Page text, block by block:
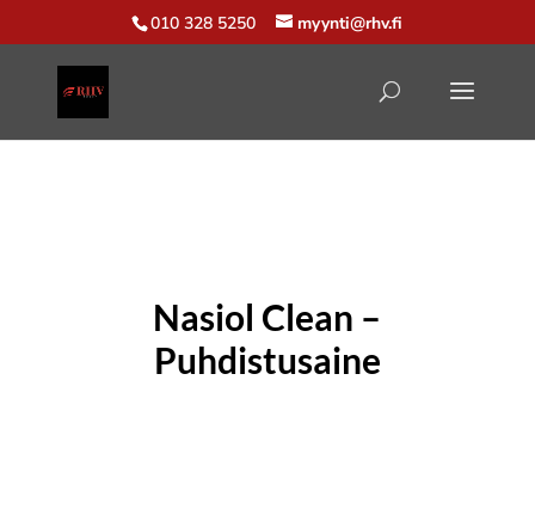
010 328 5250 myynti@rhv.fi
Nasiol Clean –
Puhdistusaine